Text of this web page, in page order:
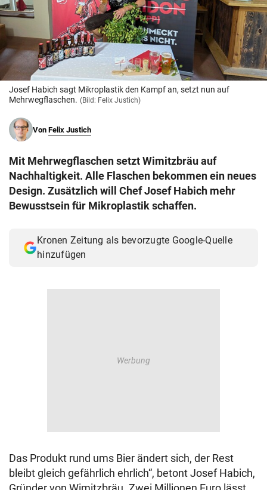
© Krone Multimedia GmbH & Co KG 2026
Muthgasse 2, 1190 Wien
Josef Habich sagt Mikroplastik den Kampf an, setzt nun auf
Mehrwegflaschen. (Bild: Felix Justich)
Von Felix Justich
Mit Mehrwegflaschen setzt Wimitzbräu auf
Nachhaltigkeit. Alle Flaschen bekommen ein neues
Design. Zusätzlich will Chef Josef Habich mehr
Bewusstsein für Mikroplastik schaffen.
Kronen Zeitung als bevorzugte Google-Quelle
hinzufügen
Das Produkt rund ums Bier ändert sich, der Rest
bleibt gleich gefährlich ehrlich“, betont Josef Habich,